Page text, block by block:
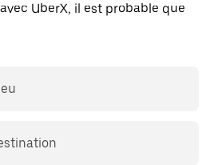
UberX, il est probable que
relation avec un chauffeur de
avec UberX, et pourrez
de Suisse, pour vous assurer de